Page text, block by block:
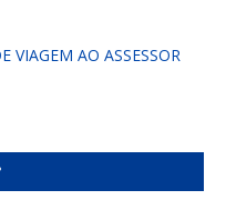
VIAGEM AO ASSESSOR